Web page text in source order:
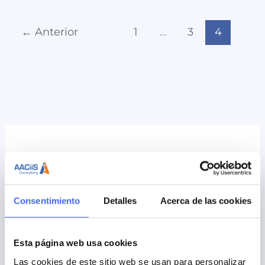
Consentimiento Detalles Acerca de las cookies
Esta página web usa cookies
Las cookies de este sitio web se usan para personalizar
peso
← Anterior 1 … 3 4
Buscar
Otros enlaces de interés